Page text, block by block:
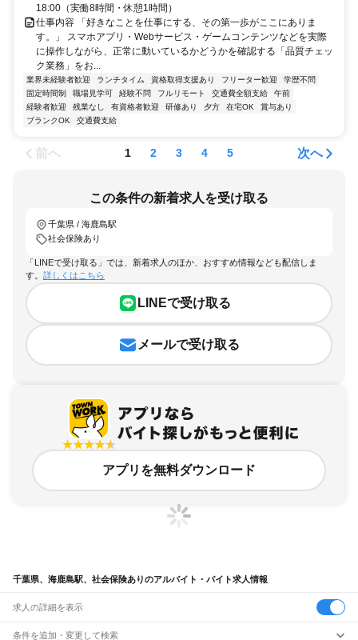
18:00（実働8時間・休憩1時間）
仕事内容 「好きなことを仕事にする、その第一歩がここにありま
す。」 スマホアプリ・Webサービス・ゲームコンテンツなどを実際
に操作しながら、正常に動いているかどうかを確認する「品質チェッ
ク業務」をお...
業界未経験者歓迎 ランチタイム 資格取得支援あり フリーター歓迎
学歴不問
固定時間制
職場見学可 経験不問 フルリモート 交通費全額支給
午前
経験者歓迎
残業なし 有資格者歓迎 研修あり 夕方 在宅OK
賞与あり
ブランクOK
交通費支給
前へ 1 2 3 4 5 次へ
この条件の新着求人を受け取る
千葉県 / 海鹿島駅
社会保険あり
「LINEで受け取る」では、新着求人のほか、おすすめ情報なども配信しま
す。 詳しくはこちら
LINEで受け取る
メールで受け取る
アプリを無料ダウンロード
千葉県、海鹿島駅、社会保険ありのアルバイト・バイト求人情報
求人の詳細を表示
条件を追加・変更して検索